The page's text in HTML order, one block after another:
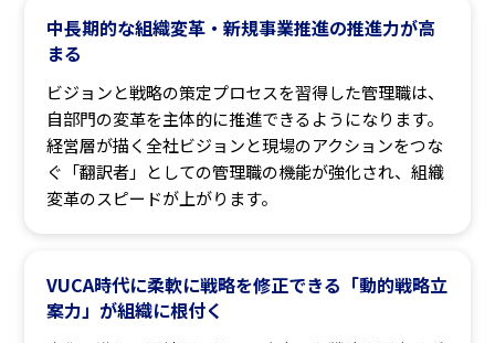
中長期的な組織変革・新規事業推進の推進力が高
まる
ビジョンと戦略の策定プロセスを習得した管理職は、
自部門の変革を主体的に推進できるようになります。
経営層が描く全社ビジョンと現場のアクションをつな
ぐ「翻訳者」としての管理職の機能が強化され、組織
変革のスピードが上がります。
VUCA時代に柔軟に戦略を修正できる「動的戦略立
案力」が組織に根付く